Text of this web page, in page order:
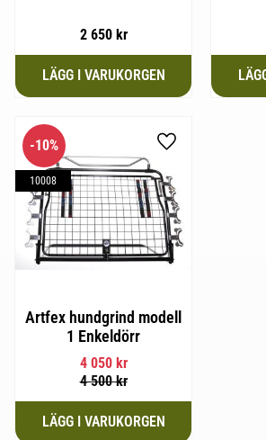
2 650kr
Artfex hundgrind modell
1 Enkeldörr
4 050kr
4 500kr
10%
10008
Lägg till i favoriter